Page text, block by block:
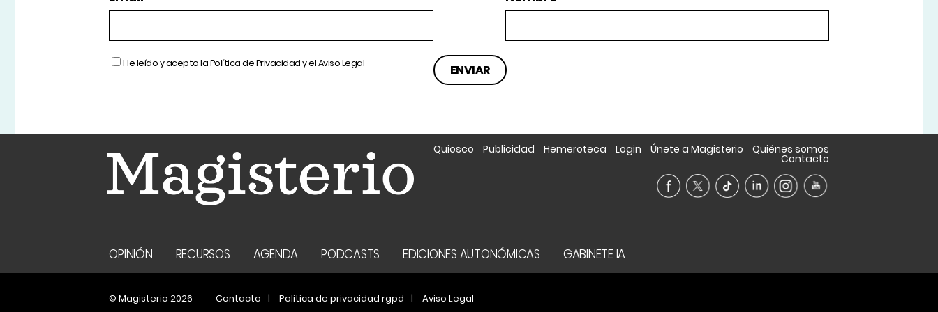
He leído y acepto laPolítica de Privacidady elAviso Legal
Quiosco Publicidad Hemeroteca Login Únete a Magisterio Quiénes somos
Contacto
OPINIÓN RECURSOS AGENDA PODCASTS EDICIONES AUTONÓMICAS GABINETE IA
© Magisterio 2026 Contacto Politica de privacidad rgpd Aviso Legal